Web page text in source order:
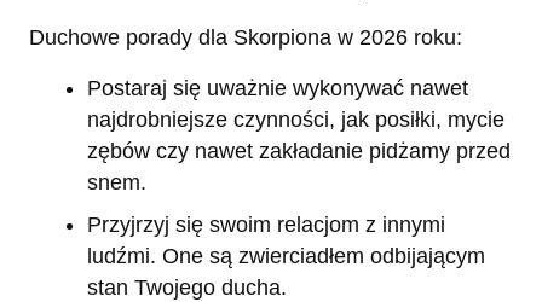
Duchowe porady dla Skorpiona w 2026 roku:
Postaraj się uważnie wykonywać nawet
najdrobniejsze czynności, jak posiłki, mycie
zębów czy nawet zakładanie pidżamy przed
snem.
Przyjrzyj się swoim relacjom z innymi
ludźmi. One są zwierciadłem odbijającym
stan Twojego ducha.